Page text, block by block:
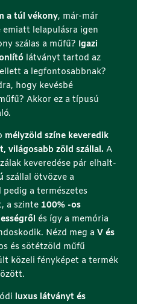
a túl vékony, már-már
emiatt lelapulásra igen
szálas a műfű? Igazi
látványt tartod az
a legfontosabbnak?
hogy kevésbé
Akkor ez a típusú
mélyzöld színe keveredik
világosabb zöld szállal. A
keveredése pár elhalt-
szállal ötvözve a
pedig a természetes
a szinte 100% -os
és így a memória
Nézd meg aV és
és sötétzöld műfű
közeli fényképet a termék
luxus látványt és